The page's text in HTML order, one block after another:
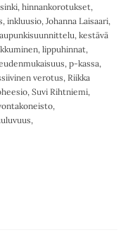
, hinnankorotukset,
, inkluusio, Johanna Laisaari,
, kestävä
, lippuhinnat,
, p-kassa,
verotus, Riikka
, Suvi Rihtniemi,
,
,